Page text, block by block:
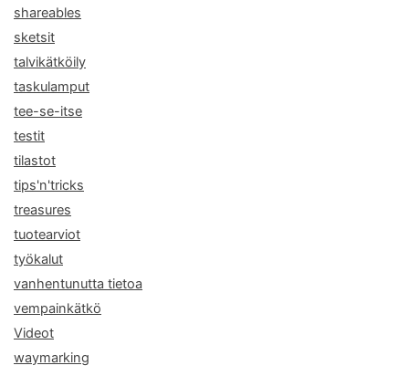
shareables
sketsit
talvikätköily
taskulamput
tee-se-itse
testit
tilastot
tips'n'tricks
treasures
tuotearviot
työkalut
vanhentunutta tietoa
vempainkätkö
Videot
waymarking